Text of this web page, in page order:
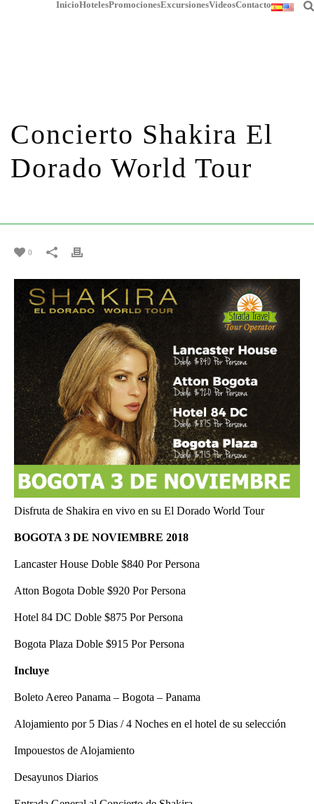
InicioHotelesPromocionesExcursionesVideosContacto
Concierto Shakira El
Dorado World Tour
0
Disfruta de Shakira en vivo en su El Dorado World Tour
BOGOTA 3 DE NOVIEMBRE 2018
Lancaster House Doble $840 Por Persona
Atton Bogota Doble $920 Por Persona
Hotel 84 DC Doble $875 Por Persona
Bogota Plaza Doble $915 Por Persona
Incluye
Boleto Aereo Panama – Bogota – Panama
Alojamiento por 5 Dias / 4 Noches en el hotel de su selección
Impouestos de Alojamiento
Desayunos Diarios